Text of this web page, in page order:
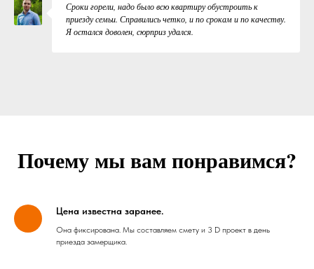
Сроки горели, надо было всю квартиру обустроить к
приезду семьи. Справились четко, и по срокам и по качеству.
Я остался доволен, сюрприз удался.
Почему мы вам понравимся?
Цена известна заранее.
Она фиксирована. Мы составляем смету и 3 D проект в день
приезда замерщика.